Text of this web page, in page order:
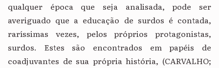
qualquer época que seja analisada, pode ser
averiguado que a educação de surdos é contada,
raríssimas vezes, pelos próprios protagonistas,
surdos. Estes são encontrados em papéis de
coadjuvantes de sua própria história, (CARVALHO;